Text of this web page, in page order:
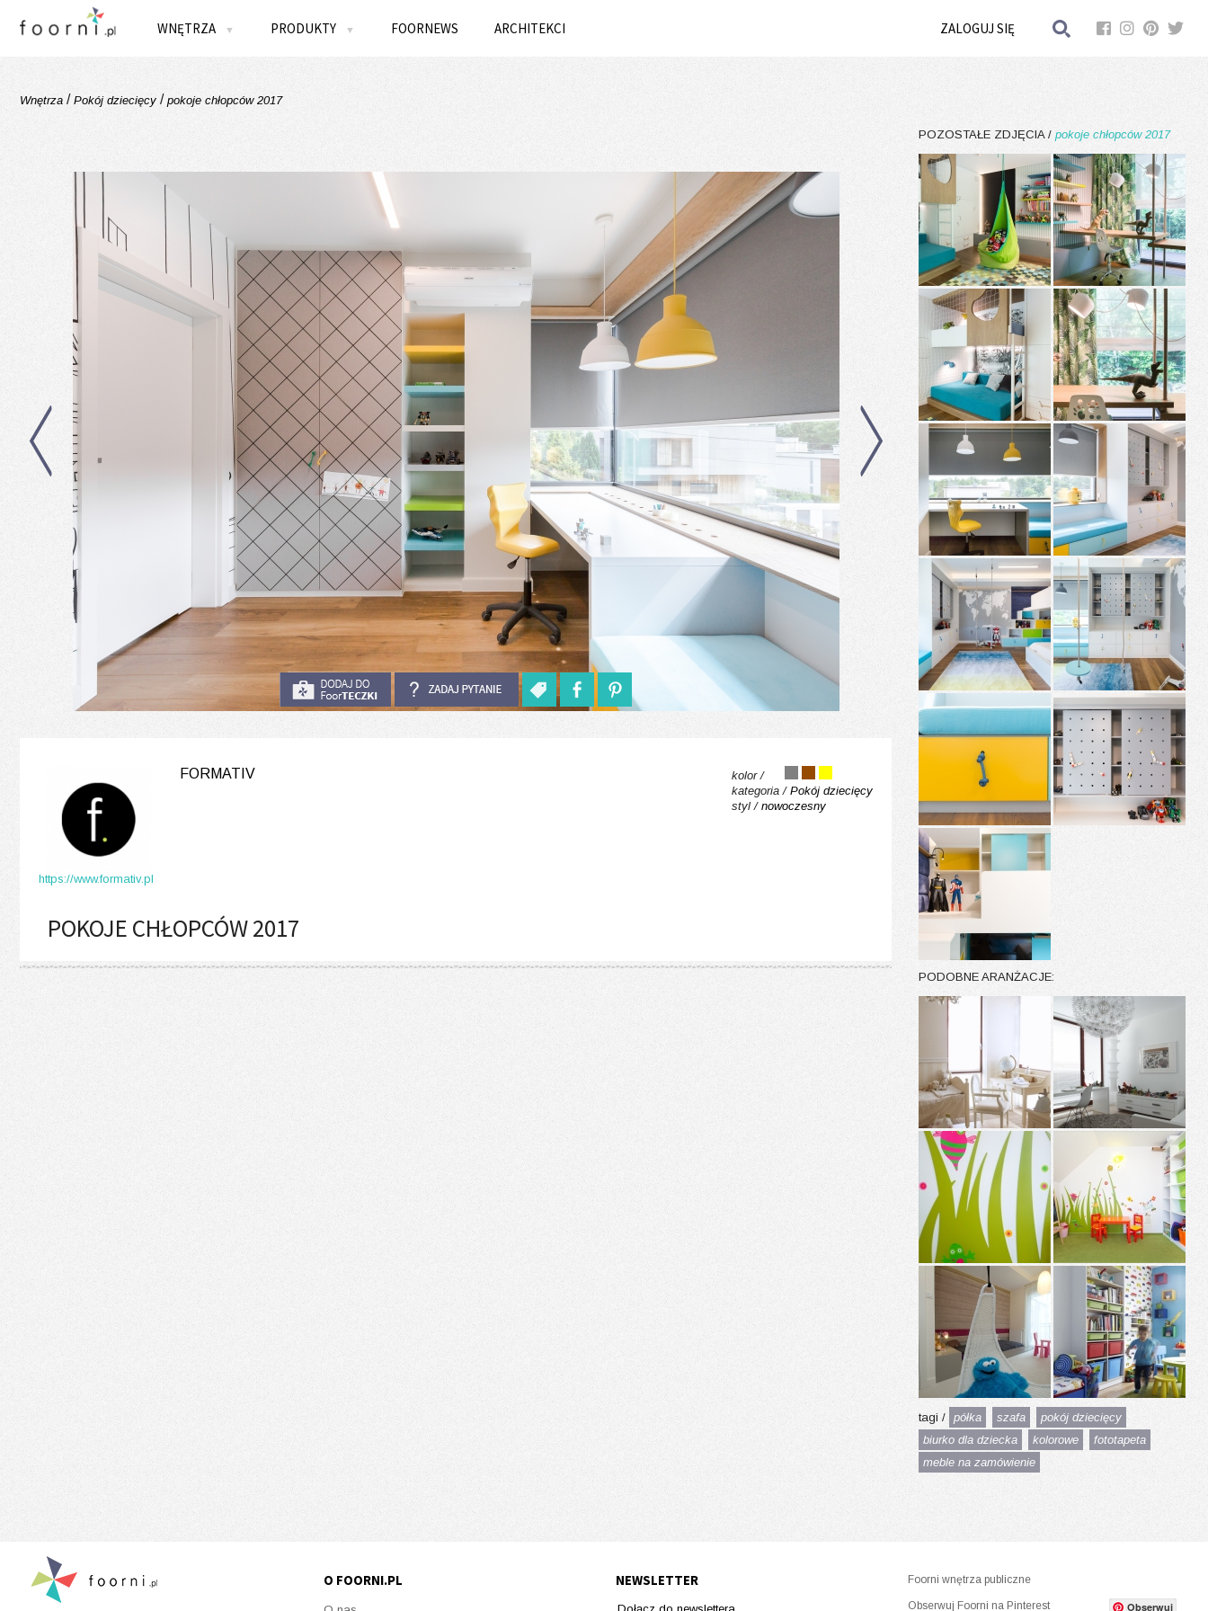
WNĘTRZA ▼ PRODUKTY ▼ FOORNEWS ARCHITEKCI ZALOGUJ SIĘ
Wnętrza / Pokój dziecięcy / pokoje chłopców 2017
POZOSTAŁE ZDJĘCIA / pokoje chłopców 2017
PODOBNE ARANŻACJE:
tagi / półka szafa
pokój dziecięcy
biurko dla dziecka
kolorowe
fototapeta
meble na zamówienie
FORMATIV
https://www.formativ.pl
kolor /
kategoria / Pokój dziecięcy
styl / nowoczesny
POKOJE CHŁOPCÓW 2017
O FOORNI.PL NEWSLETTER Foorni wnętrza publiczne
Obserwuj Foorni na Pinterest Obserwuj